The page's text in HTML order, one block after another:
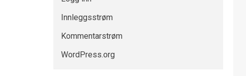
Innleggsstrøm
Kommentarstrøm
WordPress.org